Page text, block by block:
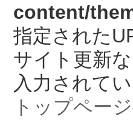
content/
指定された
サイト更新
入力されて
トップペー